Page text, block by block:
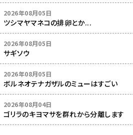
2026年08月05日
ツシマヤマネコの排卵とか...
2026年08月05日
サギソウ
2026年08月05日
ボルネオテナガザルのミューはすごい
2026年08月04日
ゴリラのキヨマサを群れから分離します